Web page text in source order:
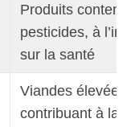
Produits
pesticides, à
sur la santé
Viandes élevées
contribuant à la